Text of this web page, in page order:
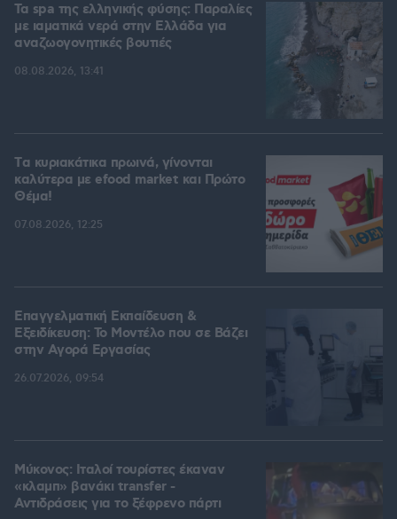
Τα spa της ελληνικής φύσης: Παραλίες
με ιαματικά νερά στην Ελλάδα για
αναζωογονητικές βουτιές
08.08.2026, 13:41
Tα κυριακάτικα πρωινά, γίνονται
καλύτερα με efood market και Πρώτο
Θέμα!
07.08.2026, 12:25
Επαγγελματική Εκπαίδευση &
Εξειδίκευση: Το Mοντέλο που σε Bάζει
στην Aγορά Eργασίας
26.07.2026, 09:54
Μύκονος: Ιταλοί τουρίστες έκαναν
«κλαμπ» βανάκι transfer -
Αντιδράσεις για το ξέφρενο πάρτι